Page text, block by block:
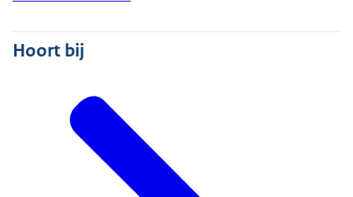
Hoort bij